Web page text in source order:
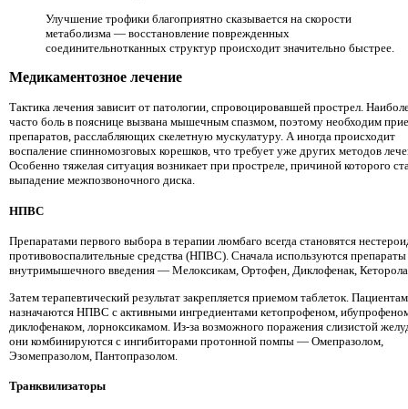
Улучшение трофики благоприятно сказывается на скорости
метаболизма — восстановление поврежденных
соединительнотканных структур происходит значительно быстрее.
Медикаментозное лечение
Тактика лечения зависит от патологии, спровоцировавшей прострел.
часто боль в пояснице вызвана мышечным спазмом, поэтому необходим
препаратов, расслабляющих скелетную мускулатуру. А иногда происходит
воспаление спинномозговых корешков, что требует уже других методов
Особенно тяжелая ситуация возникает при простреле, причиной которого
выпадение межпозвоночного диска.
НПВС
Препаратами первого выбора в терапии люмбаго всегда становятся
противовоспалительные средства (НПВС). Сначала используются препараты
внутримышечного введения — Мелоксикам, Ортофен, Диклофенак,
Затем терапевтический результат закрепляется приемом таблеток. Пациентам
назначаются НПВС с активными ингредиентами кетопрофеном,
диклофенаком, лорноксикамом. Из-за возможного поражения слизистой
они комбинируются с ингибиторами протонной помпы — Омепразолом,
Эзомепразолом, Пантопразолом.
Транквилизаторы